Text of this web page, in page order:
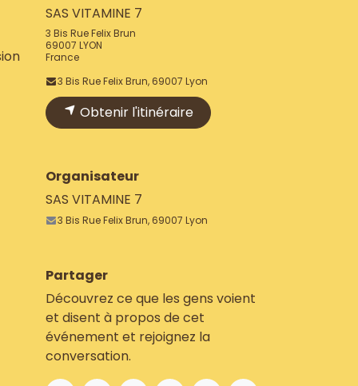
SAS VITAMINE 7
3 Bis Rue Felix Brun
69007 LYON
France
3 Bis Rue Felix Brun, 69007 Lyon
Obtenir l'itinéraire
Organisateur
SAS VITAMINE 7
3 Bis Rue Felix Brun, 69007 Lyon
Partager
Découvrez ce que les gens voient
et disent à propos de cet
événement et rejoignez la
conversation.